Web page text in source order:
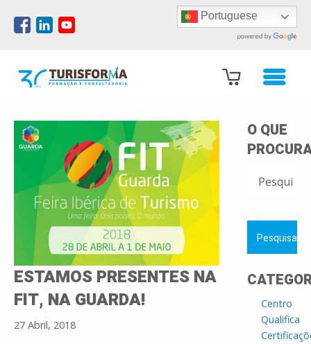
Portuguese
ESTAMOS PRESENTES NA
FIT, NA GUARDA!
27 Abril, 2018
O QUE
POR:
Centro
Qualifica